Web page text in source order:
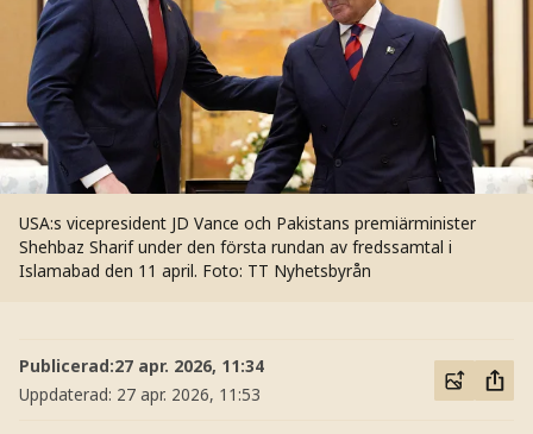
USA:s vicepresident JD Vance och Pakistans premiärminister
Shehbaz Sharif under den första rundan av fredssamtal i
Islamabad den 11 april. Foto: TT Nyhetsbyrån
Publicerad:27 apr. 2026, 11:34
Uppdaterad: 27 apr. 2026, 11:53